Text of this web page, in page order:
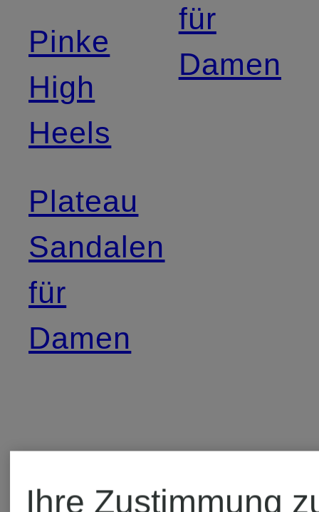
Pinke
High
Heels
Plateau
Sandalen
für
Damen
für
Damen
Weitere Marken
Ihre Zustimmung